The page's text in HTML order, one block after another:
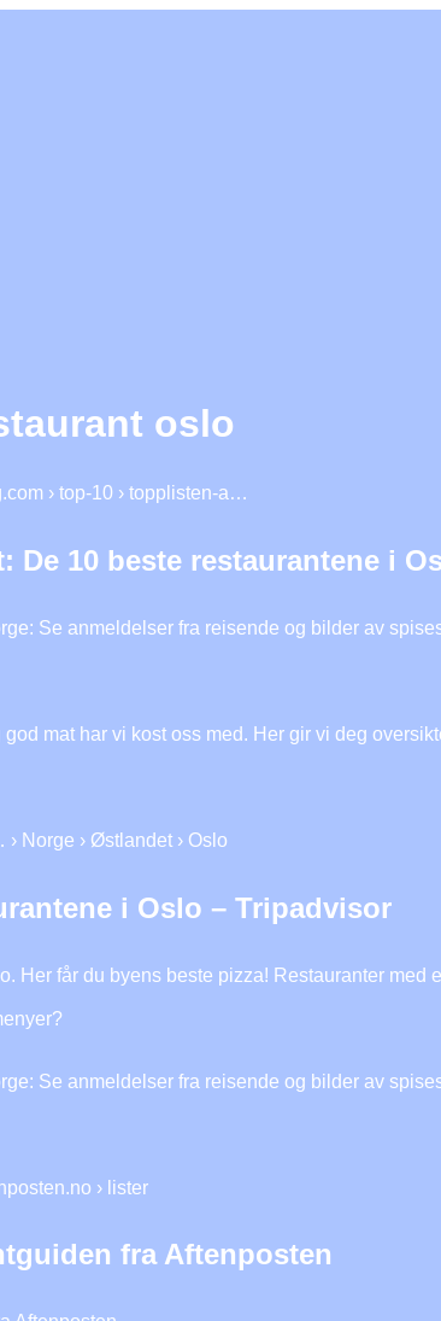
oslo
› top-10 › topplisten-a…
De 10 beste restaurantene i
Se anmeldelser fra reisende og bilder av
mat har vi kost oss med. Her gir vi deg
Norge › Østlandet › Oslo
i Oslo – Tripadvisor
Her får du byens beste pizza! Restauranter med
Se anmeldelser fra reisende og bilder av
› lister
fra Aftenposten